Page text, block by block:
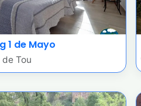
1 de Mayo
Tou